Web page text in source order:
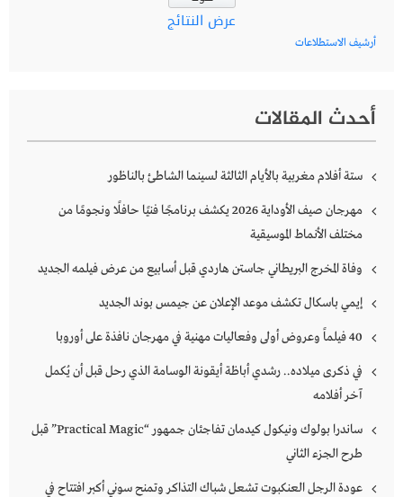
عرض النتائج
أرشيف الاستطلاعات
أحدث المقالات
ستة أفلام مغربية بالأيام الثالثة لسينما الشاطئ بالناظور
مهرجان صيف الأوداية 2026 يكشف برنامجًا فنيًا حافلًا ونجومًا من
مختلف الأنماط الموسيقية
وفاة المخرج البريطاني جاستن هاردي قبل أسابيع من عرض فيلمه الجديد
إيمي باسكال تكشف موعد الإعلان عن جيمس بوند الجديد
40 فيلماً وعروض أولى وفعاليات مهنية في مهرجان نافذة على أوروبا
في ذكرى ميلاده.. رشدي أباظة أيقونة الوسامة الذي رحل قبل أن يُكمل
آخر أفلامه
ساندرا بولوك ونيكول كيدمان تفاجئان جمهور “Practical Magic” قبل
طرح الجزء الثاني
عودة الرجل العنكبوت تشعل شباك التذاكر وتمنح سوني أكبر افتتاح في